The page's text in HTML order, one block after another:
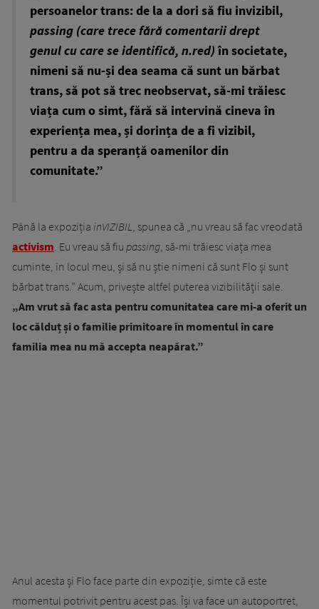
persoanelor trans: de la a dori să fiu invizibil,
passing (care trece fără comentarii drept
genul cu care se identifică, n.red) în societate,
nimeni să nu-și dea seama că sunt un bărbat
trans, să pot să trec neobservat, să-mi trăiesc
viața cum o simt, fără să intervină cineva în
experiența mea, și dorința de a fi vizibil,
pentru a da speranță oamenilor din
comunitate.”
Până la expoziția inVIZIBIL, spunea că „nu vreau să fac vreodată
activism. Eu vreau să fiu passing, să-mi trăiesc viața mea
cuminte, în locul meu, și să nu știe nimeni că sunt Flo și sunt
bărbat trans.” Acum, privește altfel puterea vizibilității sale.
„Am vrut să fac asta pentru comunitatea care mi-a oferit un
loc călduț și o familie primitoare în momentul în care
familia mea nu mă accepta neapărat.”
Anul acesta și Flo face parte din expoziție, simte că este
momentul potrivit pentru acest pas. Își va face un autoportret,